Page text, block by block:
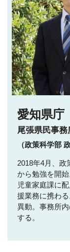
愛知県庁
尾張県民事
（政策科学部
2018年4月、政
から勉強を開
児童家庭課に
援業務に携わ
異動。事務所
する。